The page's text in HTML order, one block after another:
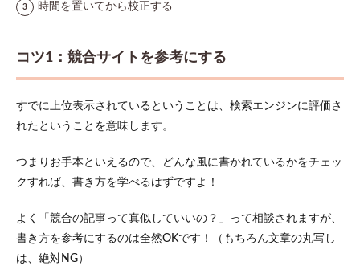
時間を置いてから校正する
コツ1：競合サイトを参考にする
すでに上位表示されているということは、検索エンジンに評価さ
れたということを意味します。
つまりお手本といえるので、どんな風に書かれているかをチェッ
クすれば、書き方を学べるはずですよ！
よく「競合の記事って真似していいの？」って相談されますが、
書き方を参考にするのは全然OKです！（もちろん文章の丸写し
は、絶対NG）